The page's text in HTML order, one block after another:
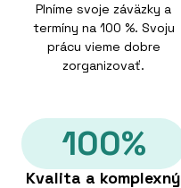
Plníme svoje záväzky a
termíny na 100 %. Svoju
prácu vieme dobre
zorganizovať.
100%
Kvalita a komplexný